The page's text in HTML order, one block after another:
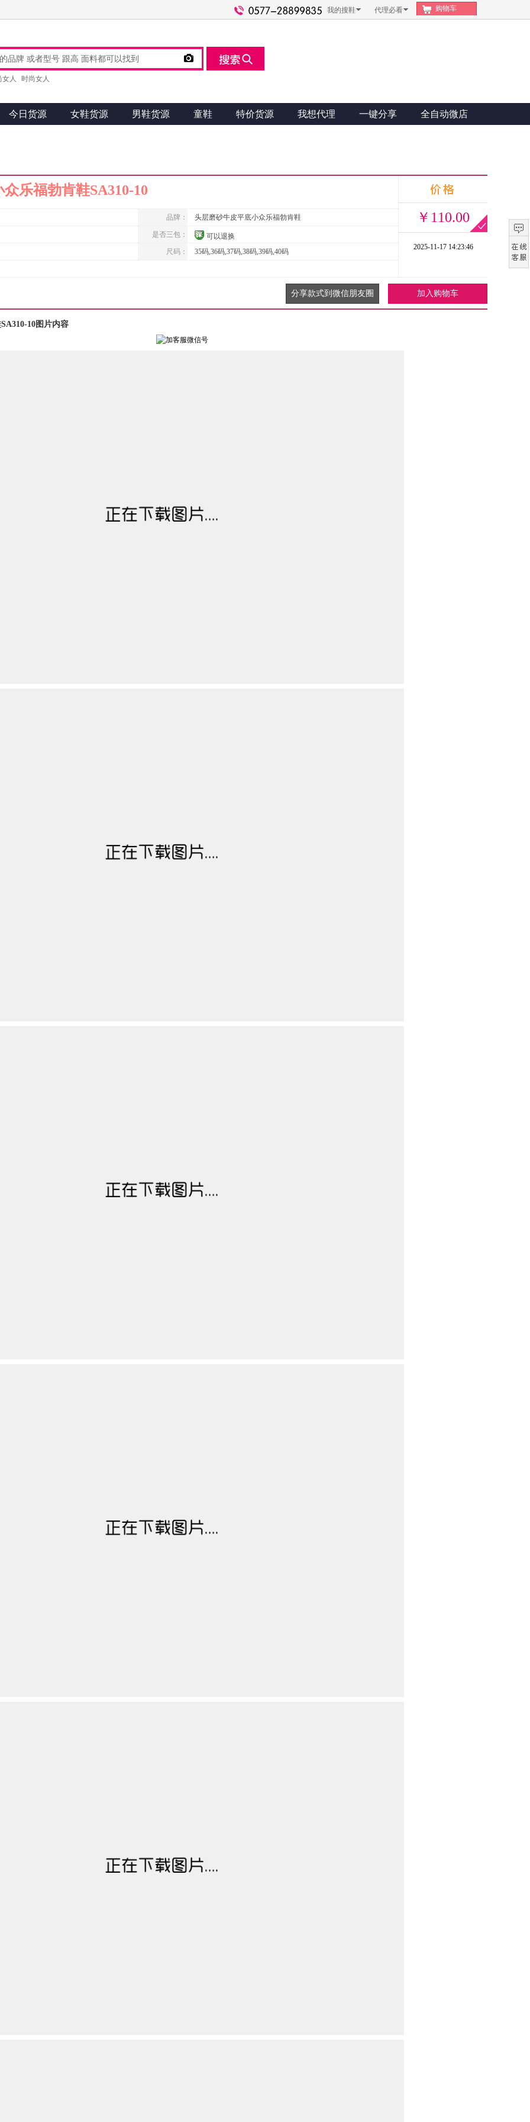
我的搜鞋 代理必看 购物车

女人 时尚女人
今日货源 女鞋货源 男鞋货源 童鞋 特价货源 我想代理 一键分享 全自动微店
乐福勃肯鞋SA310-10
￥110.00
2025-11-17 14:23:46
品牌： 头层磨砂牛皮平底小众乐福勃肯鞋
是否三包：
可以退换
尺码： 35码,36码,37码,38码,39码,40码
加入购物车
分享款式到微信朋友圈
10图片内容